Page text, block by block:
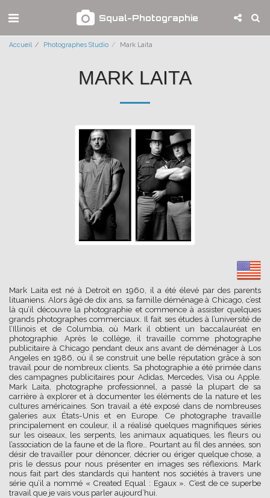
Squal-Photographie
Accueil Photographes Studio Mark Laita
MARK LAITA
Mark Laita est né à Detroit en 1960, il a été élevé par des parents
lituaniens. Alors âgé de dix ans, sa famille déménage à Chicago, c’est
là qu’il découvre la photographie et commence à assister quelques
grands photographes commerciaux. Il fait ses études à l’université de
l’Illinois et de Columbia, où Mark il obtient un baccalauréat en
photographie. Après le collège, il travaille comme photographe
publicitaire à Chicago pendant deux ans avant de déménager à Los
Angeles en 1986, où il se construit une belle réputation grâce à son
travail pour de nombreux clients. Sa photographie a été primée dans
des campagnes publicitaires pour Adidas, Mercedes, Visa ou Apple.
Mark Laita, photographe professionnel, a passé la plupart de sa
carrière à explorer et à documenter les éléments de la nature et les
cultures américaines. Son travail a été exposé dans de nombreuses
galeries aux États-Unis et en Europe. Ce photographe travaille
principalement en couleur, il a réalisé quelques magnifiques séries
sur les oiseaux, les serpents, les animaux aquatiques, les fleurs ou
l’association de la faune et de la flore… Pourtant au fil des années, son
désir de travailler pour dénoncer, décrier ou ériger quelque chose, a
pris le dessus pour nous présenter en images ses réflexions. Mark
nous fait part des standards qui hantent nos sociétés à travers une
série qu’il a nommé « Created Equal : Egaux ». C’est de ce superbe
travail que je vais vous parler aujourd’hui.